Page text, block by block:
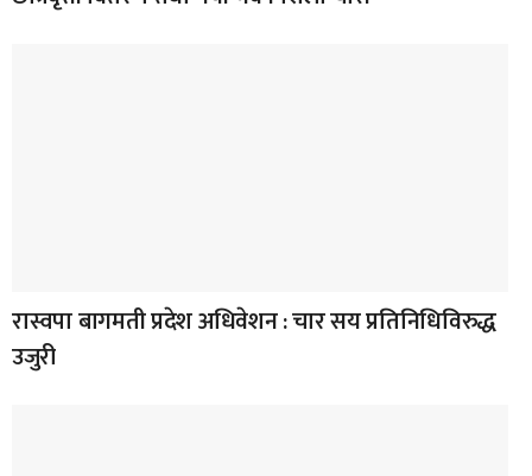
रास्वपा बागमती प्रदेश अधिवेशन : चार सय प्रतिनिधिविरुद्ध
उजुरी